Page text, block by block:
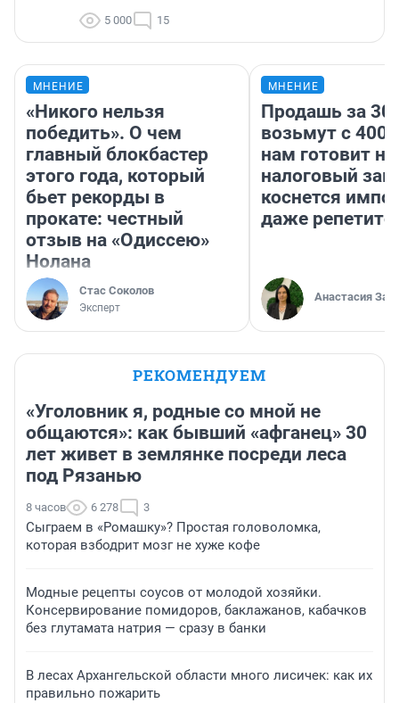
5 000 15
МНЕНИЕ
«Никого нельзя
победить». О чем
главный блокбастер
этого года, который
бьет рекорды в
прокате: честный
отзыв на «Одиссею»
Нолана
Стас Соколов
Эксперт
МНЕНИЕ
Продашь за
возьмут с
нам готовит
налоговый
коснется
даже
Анастасия
РЕКОМЕНДУЕМ
«Уголовник я, родные со мной не
общаются»: как бывший «афганец» 30
лет живет в землянке посреди леса
под Рязанью
8 часов 6 278 3
Сыграем в «Ромашку»? Простая головоломка,
которая взбодрит мозг не хуже кофе
Модные рецепты соусов от молодой хозяйки.
Консервирование помидоров, баклажанов, кабачков
без глутамата натрия — сразу в банки
В лесах Архангельской области много лисичек: как их
правильно пожарить